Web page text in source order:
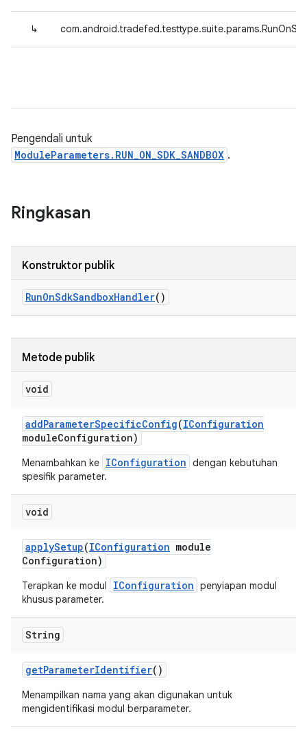
↳
Pengendali untuk
ModuleParameters.RUN_ON_SDK_SANDBOX .
Ringkasan
Konstruktor publik
RunOnSdkSandboxHandler()
Metode publik
void
addParameterSpecificConfig(IConfiguration
moduleConfiguration)
Menambahkan ke IConfiguration dengan kebutuhan
spesifik parameter.
void
applySetup(IConfiguration module
Configuration)
Terapkan ke modul IConfiguration penyiapan modul
khusus parameter.
String
getParameterIdentifier()
Menampilkan nama yang akan digunakan untuk
mengidentifikasi modul berparameter.